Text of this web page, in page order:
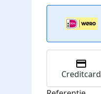
Creditcard